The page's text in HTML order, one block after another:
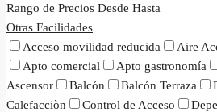
Rango de Precios Desde Hasta
Otras Facilidades
Acceso movilidad reducida
Aire
Apto comercial
Apto gastronomía
Ascensor
Balcón Balcón Terraza
Calefacciòn
Control de Acceso